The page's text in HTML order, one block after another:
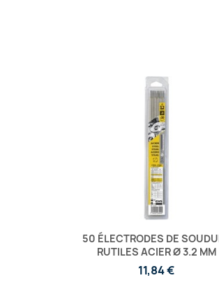
50 ÉLECTRODES DE
RUTILES ACIER Ø 3.2 MM
11,84 €